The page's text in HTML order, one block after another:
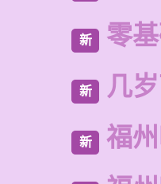
新 零
新 几
新 福